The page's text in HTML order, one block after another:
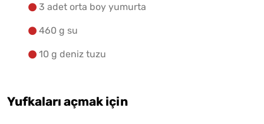
3 adet orta boy yumurta
460 g su
10 g deniz tuzu
Yufkaları açmak için